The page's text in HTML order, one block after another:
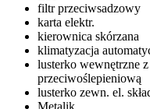
filtr przeciwsadzowy
karta elektr.
kierownica skórzana
klimatyzacja
lusterko wewnętrzne
przeciwoślepieniową
lusterko zewn. el.